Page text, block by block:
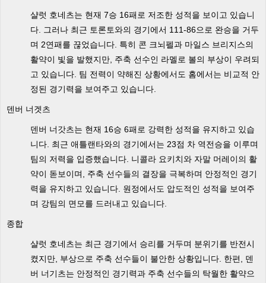
샬럿 호네츠는 현재 7승 16패로 저조한 성적을 보이고 있습니
다. 그러나 최근 토론토와의 경기에서 111-86으로 완승을 거두
며 2연패를 끊었습니다. 특히 콘 크뇌펠과 마일스 브리지스의
활약이 빛을 발했지만, 주축 선수인 라멜로 볼의 부상이 우려되
고 있습니다. 팀 전력이 약해진 상황에서도 홈에서는 비교적 안
정된 경기력을 보여주고 있습니다.
덴버 너겟츠
덴버 너갓츠는 현재 16승 6패로 강력한 성적을 유지하고 있습
니다. 최근 애틀랜타와의 경기에서는 23점 차 역전승을 이루며
팀의 저력을 입증했습니다. 니콜라 요키치와 자말 머레이의 활
약이 돋보이며, 주축 선수들의 결장을 극복하며 안정적인 경기
력을 유지하고 있습니다. 원정에서도 압도적인 성적을 보여주
며 강팀의 면모를 드러내고 있습니다.
종합
샬럿 호네츠는 최근 경기에서 승리를 거두며 분위기를 반전시
켰지만, 부상으로 주축 선수들이 불안한 상황입니다. 한편, 덴
버 너기츠는 안정적인 경기력과 주축 선수들의 탁월한 활약으